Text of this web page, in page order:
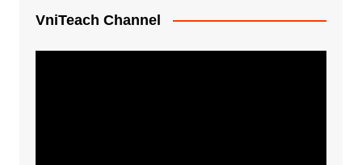
VniTeach Channel